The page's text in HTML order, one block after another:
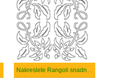
Nakreslete Rangoli snadný u dětí